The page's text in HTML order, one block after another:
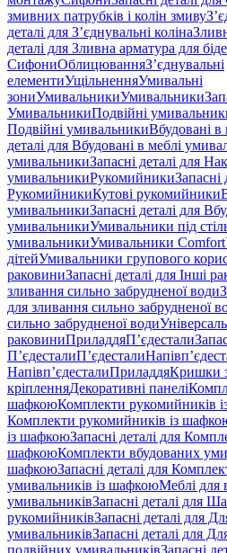
змивних патрубків і колін змиву
деталі для З’єднувальні коліна
деталі для Зливна арматура для біде
СифониОблицюванняЗ’єднувальні
елементиУщільненняУмивальні
зониУмивальникиУмивальники
УмивальникиПодвійні
Подвійні умивальникиВбудовані
деталі для Вбудовані в меблі
умивальникиЗапасні деталі для
умивальникиРукомийникиЗапасні
РукомийникиКутові рукомийники
умивальникиЗапасні деталі для
умивальникиУмивальники під
умивальникиУмивальники Comfort
дітейУмивальники групового
раковиниЗапасні деталі для Інші
зливання сильно забрудненої води
для зливання сильно забрудненої
сильно забрудненої води
раковиниПриладдяП’єдестали
П’єдесталиП’єдестали
Напівп’єдесталиПриладдяКришки
кріпленняДекоративні панелі
шафкоюКомплекти рукомийників
Комплекти рукомийників із
із шафкоюЗапасні деталі для
шафкоюКомплекти вбудованих
шафкоюЗапасні деталі для
умивальників із шафкоюМеблі для
умивальниківЗапасні деталі для
рукомийниківЗапасні деталі для
умивальниківЗапасні деталі для
подвійних умивальниківЗапасні